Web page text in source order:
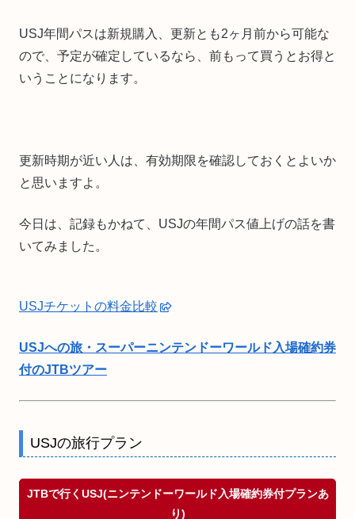
USJ年間パスは新規購入、更新とも2ヶ月前から可能な
ので、予定が確定しているなら、前もって買うとお得と
いうことになります。
更新時期が近い人は、有効期限を確認しておくとよいか
と思いますよ。
今日は、記録もかねて、USJの年間パス値上げの話を書
いてみました。
USJチケットの料金比較
USJへの旅・スーパーニンテンドーワールド入場確約券
付のJTBツアー
USJの旅行プラン
JTBで行くUSJ(ニンテンドーワールド入場確約券付プランあ
り)